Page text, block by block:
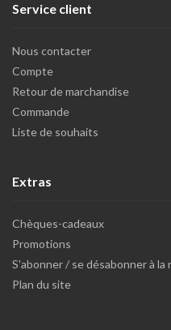
Service client
Nous contacter
Compte
Retour de marchandise
Commande
Liste de souhaits
Extras
Chèques-cadeaux
Promotions
S'abonner / se désabonner à
Plan du site